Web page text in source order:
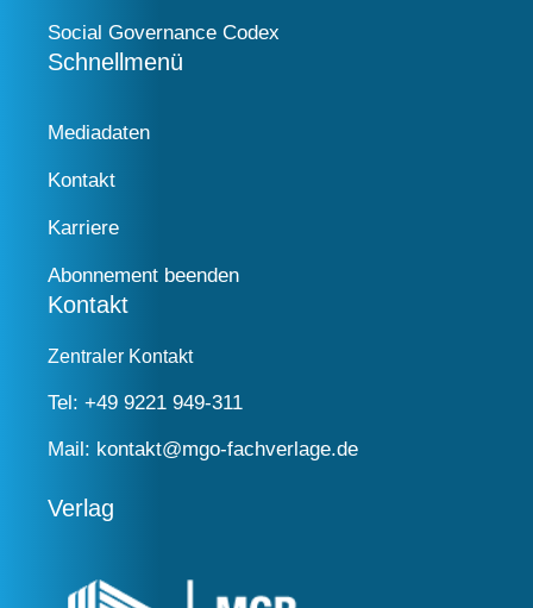
Social Governance Codex
Schnellmenü
Mediadaten
Kontakt
Karriere
Abonnement beenden
Kontakt
Zentraler Kontakt
Tel: +49 9221 949-311
Mail: kontakt@mgo-fachverlage.de
Verlag